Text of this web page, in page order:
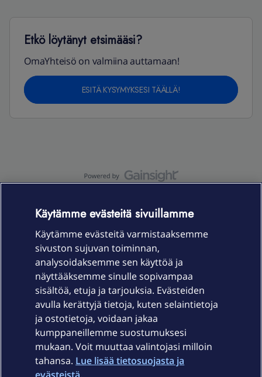
Etkö löytänyt etsimääsi?
OmaYhteisö on valmiina auttamaan!
ESITÄ KYSYMYKSESI TÄÄLLÄ!
Laitteet & liittymät
Palvelut
Ajankohtaista
Käytämme evästeitä sivuillamme
Käytämme evästeitä varmistaaksemme
sivuston sujuvan toiminnan,
analysoidaksemme sen käyttöä ja
näyttääksemme sinulle sopivampaa
sisältöä, etuja ja tarjouksia. Evästeiden
avulla kerättyjä tietoja, kuten selaintietoja
ja ostotietoja, voidaan jakaa
kumppaneillemme suostumuksesi
mukaan. Voit muuttaa valintojasi milloin
tahansa. Lue lisää tietosuojasta ja